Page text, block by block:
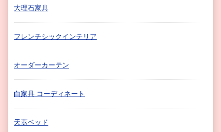
大理石家具
フレンチシックインテリア
オーダーカーテン
白家具 コーディネート
天蓋ベッド